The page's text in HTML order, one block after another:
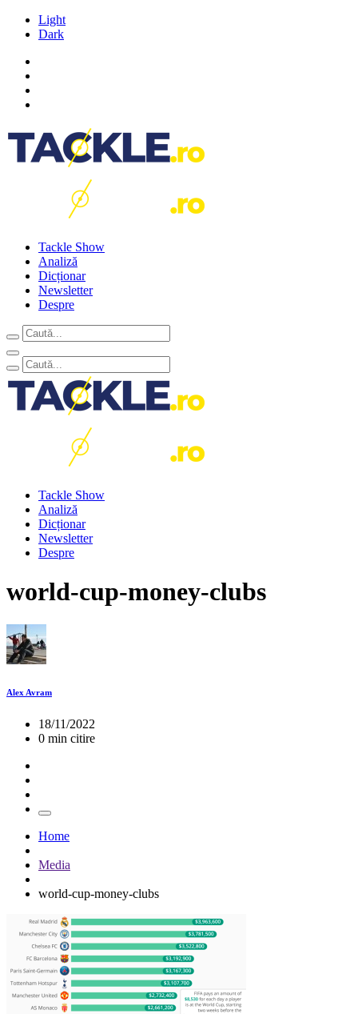
Light
Dark
Tackle Show
Analiză
Dicționar
Newsletter
Despre
Tackle Show
Analiză
Dicționar
Newsletter
Despre
world-cup-money-clubs
Alex Avram
18/11/2022
0 min citire
Home
Media
world-cup-money-clubs